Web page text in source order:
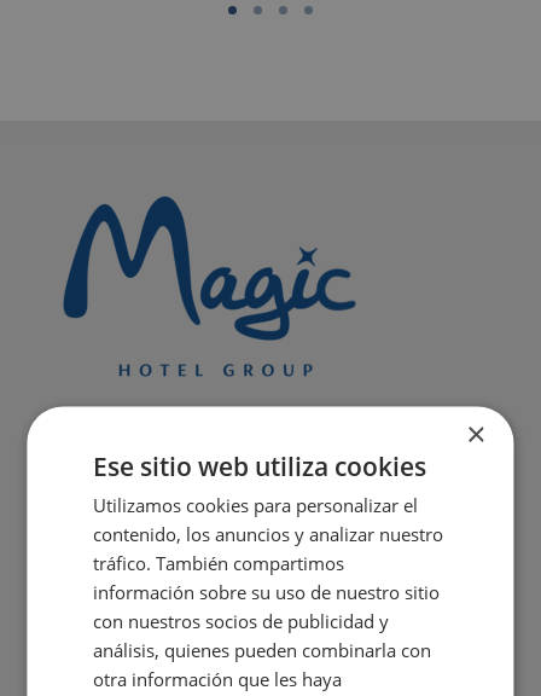
×
Ese sitio web utiliza cookies
Utilizamos cookies para personalizar el
contenido, los anuncios y analizar nuestro
tráfico. También compartimos
información sobre su uso de nuestro sitio
con nuestros socios de publicidad y
análisis, quienes pueden combinarla con
otra información que les haya